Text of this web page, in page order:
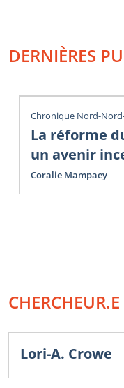
DERNIÈRES
Chronique Nord-
La réforme
un avenir
Coralie Mampaey
CHERCHEUR.E
Lori-A. Crowe